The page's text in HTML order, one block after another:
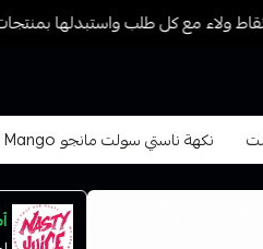
ولاء مع كل طلب واستبدلها بمنتجات
نكهة ناستي سولت مانجو Nasty Mango